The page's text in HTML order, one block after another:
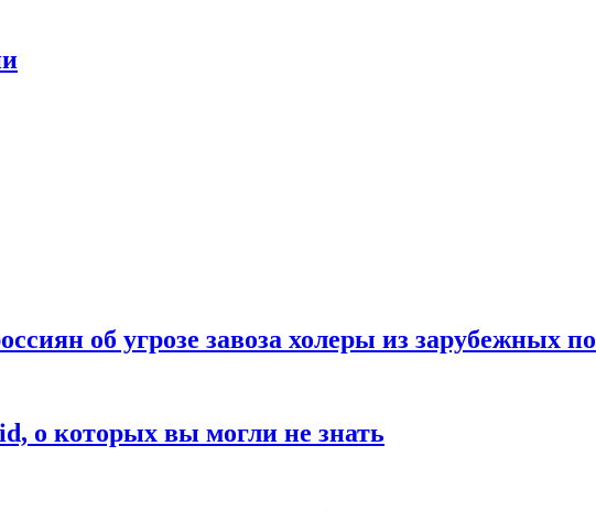
об угрозе завоза холеры из зарубежных
о которых вы могли не знать